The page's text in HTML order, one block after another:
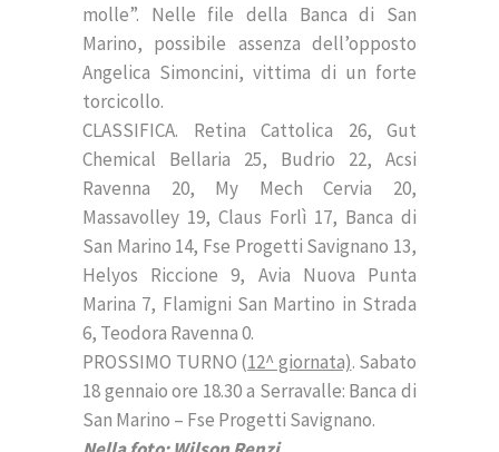
molle”. Nelle file della Banca di San
Marino, possibile assenza dell’opposto
Angelica Simoncini, vittima di un forte
torcicollo.
CLASSIFICA. Retina Cattolica 26, Gut
Chemical Bellaria 25, Budrio 22, Acsi
Ravenna 20, My Mech Cervia 20,
Massavolley 19, Claus Forlì 17, Banca di
San Marino 14, Fse Progetti Savignano 13,
Helyos Riccione 9, Avia Nuova Punta
Marina 7, Flamigni San Martino in Strada
6, Teodora Ravenna 0.
PROSSIMO TURNO (12^ giornata). Sabato
18 gennaio ore 18.30 a Serravalle: Banca di
San Marino – Fse Progetti Savignano.